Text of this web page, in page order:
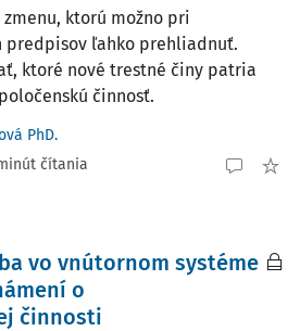
ktorú možno pri
ľahko prehliadnuť.
ktoré nové trestné činy patria
činnosť.
PhD.
čítania
vo vnútornom systéme
o
činnosti